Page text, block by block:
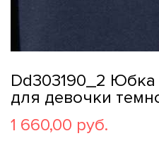
Dd303190_2
для девочки
1 660,00 руб.